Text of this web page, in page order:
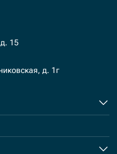
15
д. 1г